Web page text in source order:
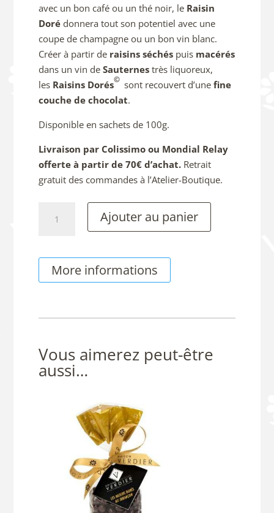
avec un bon café ou un thé noir, le Raisin
Dorédonnera tout son potentiel avec une
coupe de champagne ou un bon vin blanc.
Créer à partir de raisins séchéspuis macérés
dans un vin de Sauternestrès liquoreux,
les Raisins Dorés© sont recouvert d’une fine
couche de chocolat.
Disponible en sachets de 100g.
Livraison par Colissimo ou Mondial Relay
offerte à partir de 70€ d’achat. Retrait
gratuit des commandes à l’Atelier-Boutique.
Dorés©
Sauternes,
de
Ajouter au panier
More informations
Vous aimerez peut-être
aussi…